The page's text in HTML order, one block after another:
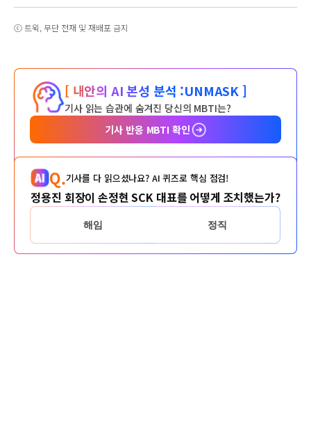
ⓒ 트윅, 무단 전재 및 재배포 금지
[ 내안의 AI 본성 분석 :UNMASK ]
기사 읽는 습관에 숨겨진 당신의 MBTI는?
기사 반응 MBTI 확인
Q.기사를 다 읽으셨나요? AI 퀴즈로 핵심 점검!
정용진 회장이 손정현 SCK 대표를 어떻게 조치했는가?
해임 정직